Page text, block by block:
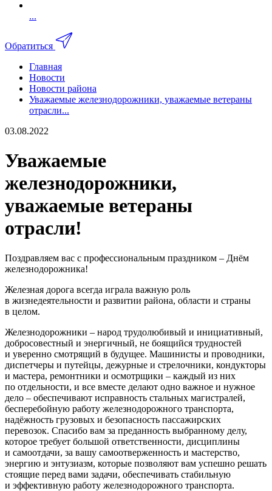
...
Обратиться
Главная
Новости
Новости района
Уважаемые железнодорожники, уважаемые ветераны
отрасли...
03.08.2022
Уважаемые
железнодорожники,
уважаемые ветераны
отрасли!
Поздравляем вас с профессиональным праздником – Днём
железнодорожника!
Железная дорога всегда играла важную роль
в жизнедеятельности и развитии района, области и страны
в целом.
Железнодорожники – народ трудолюбивый и инициативный,
добросовестный и энергичный, не боящийся трудностей
и уверенно смотрящий в будущее. Машинисты и проводники,
диспетчеры и путейцы, дежурные и стрелочники, кондукторы
и мастера, ремонтники и осмотрщики – каждый из них
по отдельности, и все вместе делают одно важное и нужное
дело – обеспечивают исправность стальных магистралей,
бесперебойную работу железнодорожного транспорта,
надёжность грузовых и безопасность пассажирских
перевозок. Спасибо вам за преданность выбранному делу,
которое требует большой ответственности, дисциплины
и самоотдачи, за вашу самоотверженность и мастерство,
энергию и энтузиазм, которые позволяют вам успешно решать
стоящие перед вами задачи, обеспечивать стабильную
и эффективную работу железнодорожного транспорта.